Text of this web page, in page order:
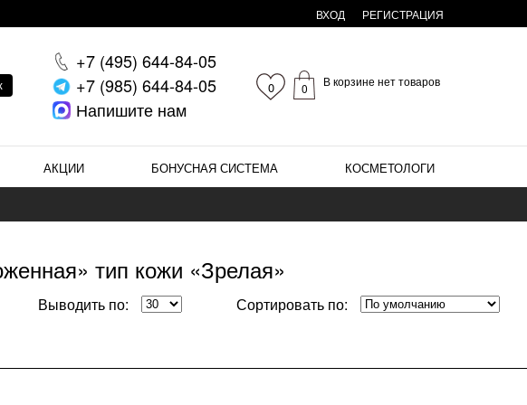
ВХОД РЕГИСТРАЦИЯ
0 0 В корзине нет товаров
+7 (495) 644-84-05
+7 (985) 644-84-05
Напишите нам
АКЦИИ БОНУСНАЯ СИСТЕМА КОСМЕТОЛОГИ
тип кожи «Зрелая»
Сортировать по:
Выводить по: